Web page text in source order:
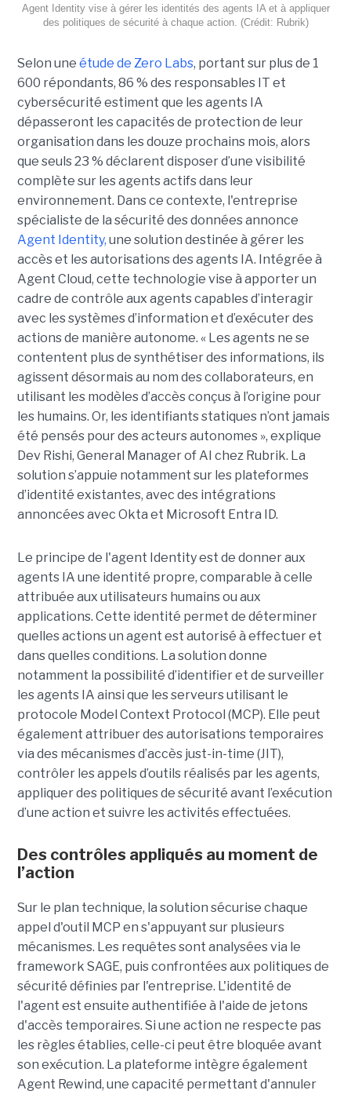
Agent Identity vise à gérer les identités des agents IA et à appliquer
des politiques de sécurité à chaque action. (Crédit: Rubrik)
Selon une étude de Zero Labs, portant sur plus de 1
600 répondants, 86 % des responsables IT et
cybersécurité estiment que les agents IA
dépasseront les capacités de protection de leur
organisation dans les douze prochains mois, alors
que seuls 23 % déclarent disposer d’une visibilité
complète sur les agents actifs dans leur
environnement. Dans ce contexte, l'entreprise
spécialiste de la sécurité des données annonce
Agent Identity, une solution destinée à gérer les
accès et les autorisations des agents IA. Intégrée à
Agent Cloud, cette technologie vise à apporter un
cadre de contrôle aux agents capables d’interagir
avec les systèmes d’information et d’exécuter des
actions de manière autonome. « Les agents ne se
contentent plus de synthétiser des informations, ils
agissent désormais au nom des collaborateurs, en
utilisant les modèles d’accès conçus à l’origine pour
les humains. Or, les identifiants statiques n’ont jamais
été pensés pour des acteurs autonomes », explique
Dev Rishi, General Manager of AI chez Rubrik. La
solution s’appuie notamment sur les plateformes
d’identité existantes, avec des intégrations
annoncées avec Okta et Microsoft Entra ID.
Le principe de l'agent Identity est de donner aux
agents IA une identité propre, comparable à celle
attribuée aux utilisateurs humains ou aux
applications. Cette identité permet de déterminer
quelles actions un agent est autorisé à effectuer et
dans quelles conditions. La solution donne
notamment la possibilité d’identifier et de surveiller
les agents IA ainsi que les serveurs utilisant le
protocole Model Context Protocol (MCP). Elle peut
également attribuer des autorisations temporaires
via des mécanismes d’accès just-in-time (JIT),
contrôler les appels d’outils réalisés par les agents,
appliquer des politiques de sécurité avant l’exécution
d’une action et suivre les activités effectuées.
Des contrôles appliqués au moment de
l’action
Sur le plan technique, la solution sécurise chaque
appel d'outil MCP en s'appuyant sur plusieurs
mécanismes. Les requêtes sont analysées via le
framework SAGE, puis confrontées aux politiques de
sécurité définies par l'entreprise. L'identité de
l'agent est ensuite authentifiée à l'aide de jetons
d'accès temporaires. Si une action ne respecte pas
les règles établies, celle-ci peut être bloquée avant
son exécution. La plateforme intègre également
Agent Rewind, une capacité permettant d'annuler